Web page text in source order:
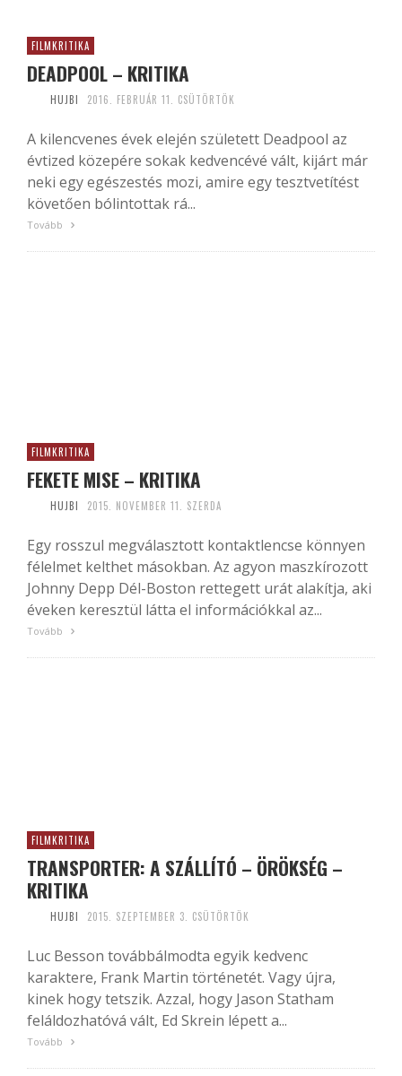
FILMKRITIKA
DEADPOOL – KRITIKA
HUJBI 2016. FEBRUÁR 11. CSÜTÖRTÖK
A kilencvenes évek elején született Deadpool az
évtized közepére sokak kedvencévé vált, kijárt már
neki egy egészestés mozi, amire egy tesztvetítést
követően bólintottak rá...
Tovább
FILMKRITIKA
FEKETE MISE – KRITIKA
HUJBI 2015. NOVEMBER 11. SZERDA
Egy rosszul megválasztott kontaktlencse könnyen
félelmet kelthet másokban. Az agyon maszkírozott
Johnny Depp Dél-Boston rettegett urát alakítja, aki
éveken keresztül látta el információkkal az...
Tovább
FILMKRITIKA
TRANSPORTER: A SZÁLLÍTÓ – ÖRÖKSÉG –
KRITIKA
HUJBI 2015. SZEPTEMBER 3. CSÜTÖRTÖK
Luc Besson továbbálmodta egyik kedvenc
karaktere, Frank Martin történetét. Vagy újra,
kinek hogy tetszik. Azzal, hogy Jason Statham
feláldozhatóvá vált, Ed Skrein lépett a...
Tovább